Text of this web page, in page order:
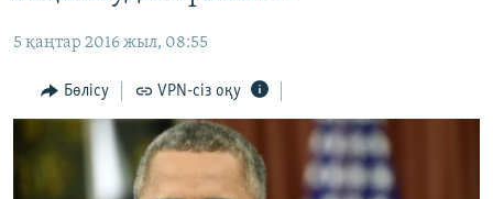
to
Navigation
Skip
AZATTYQTV
ҚАҢТАР ОҚИҒАСЫ
АДАМ ҚҰҚЫҚТАРЫ
5 қаңтар 2016 жыл, 08:55
Бөлісу VPN-сіз оқу